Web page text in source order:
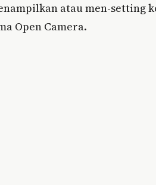
atau men-setting
Open Camera.